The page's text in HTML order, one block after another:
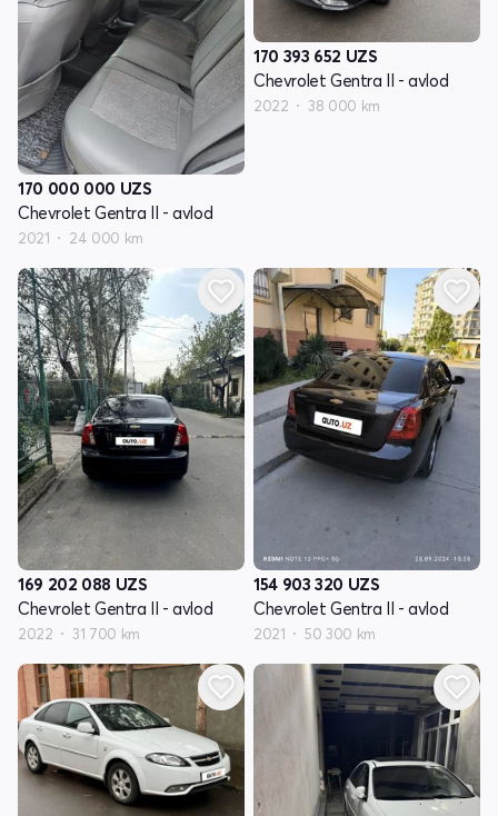
170 000 000 UZS
Chevrolet Gentra II - avlod
2021 24 000 km
170 393 652 UZS
Chevrolet Gentra II - avlod
2022 38 000 km
169 202 088 UZS
Chevrolet Gentra II - avlod
2022 31 700 km
154 903 320 UZS
Chevrolet Gentra II - avlod
2021 50 300 km